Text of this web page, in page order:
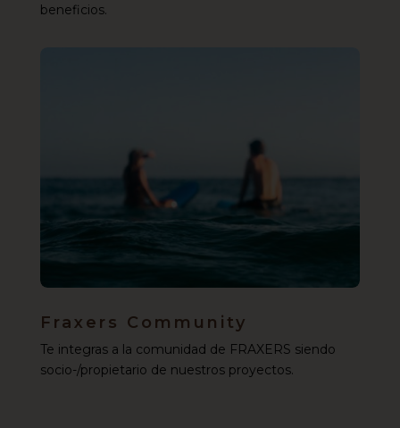
beneficios.
Fraxers Community
Te integras a la comunidad de FRAXERS siendo
socio-/propietario de nuestros proyectos.